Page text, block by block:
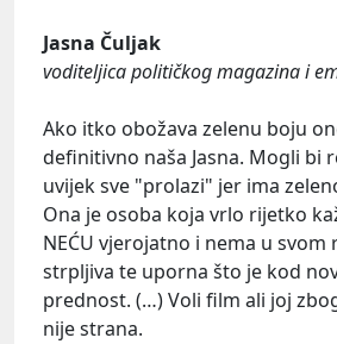
Jasna Čuljak
voditeljica političkog magazina i
Ako itko obožava zelenu boju
definitivno naša Jasna. Mogli bi
uvijek sve "prolazi" jer ima
Ona je osoba koja vrlo rijetko
NEĆU vjerojatno i nema u svom
strpljiva te uporna što je kod
prednost. (…) Voli film ali joj
nije strana.